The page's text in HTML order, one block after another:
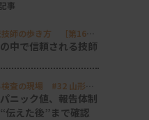
事
技師の歩き方 ［第16
中で信頼される技師
検査の現場 #32 山形済
ニック値、報告体制
えた後”まで確認